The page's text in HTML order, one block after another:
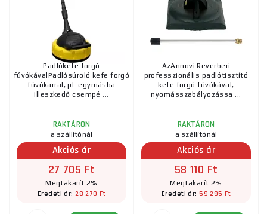
Padlókefe forgó
fúvókávalPadlósúroló kefe forgó
fúvókarral, pl. egymásba
illeszkedő csempé ...
RAKTÁRON
a szállítónál
Akciós ár
27 705 Ft
Megtakarít 2%
Eredeti ár:28 270 Ft
AzAnnovi Reverberi
professzionális padlótisztító
kefe forgó fúvókával,
nyomásszabályozássa ...
RAKTÁRON
a szállítónál
Akciós ár
58 110 Ft
Megtakarít 2%
Eredeti ár:59 295 Ft